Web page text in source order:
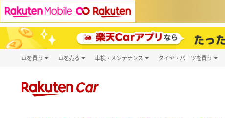
車を買う
新車
車を売る 車検・メンテナンス タイヤ・パーツを買う